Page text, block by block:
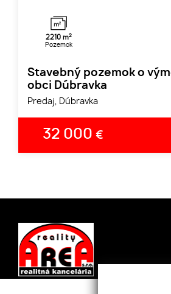
2210 m2
Pozemok
Stavebný pozemok o
obci Dúbravka
Predaj, Dúbravka
32 000 €